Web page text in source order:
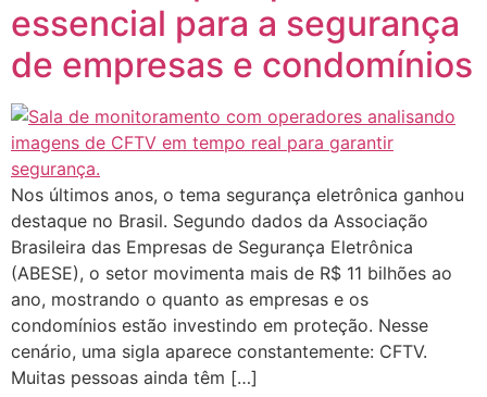
essencial para a segurança
de empresas e condomínios
Nos últimos anos, o tema segurança eletrônica ganhou
destaque no Brasil. Segundo dados da Associação
Brasileira das Empresas de Segurança Eletrônica
(ABESE), o setor movimenta mais de R$ 11 bilhões ao
ano, mostrando o quanto as empresas e os
condomínios estão investindo em proteção. Nesse
cenário, uma sigla aparece constantemente: CFTV.
Muitas pessoas ainda têm […]